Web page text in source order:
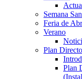
Semana
Feria de
Verano
Plan
Plan